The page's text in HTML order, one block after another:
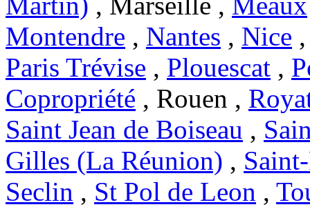
Montendre , Nantes , Nice
Paris Trévise , Plouescat ,
Copropriété , Rouen ,
Saint Jean de Boiseau ,
Gilles (La Réunion) ,
Seclin , St Pol de Leon ,